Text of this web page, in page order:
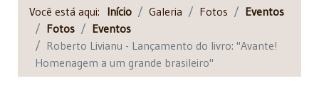
Você está aqui: Início Galeria Fotos
Eventos
Fotos
Eventos
Roberto Livianu - Lançamento do livro: "Avante!
Homenagem a um grande brasileiro"